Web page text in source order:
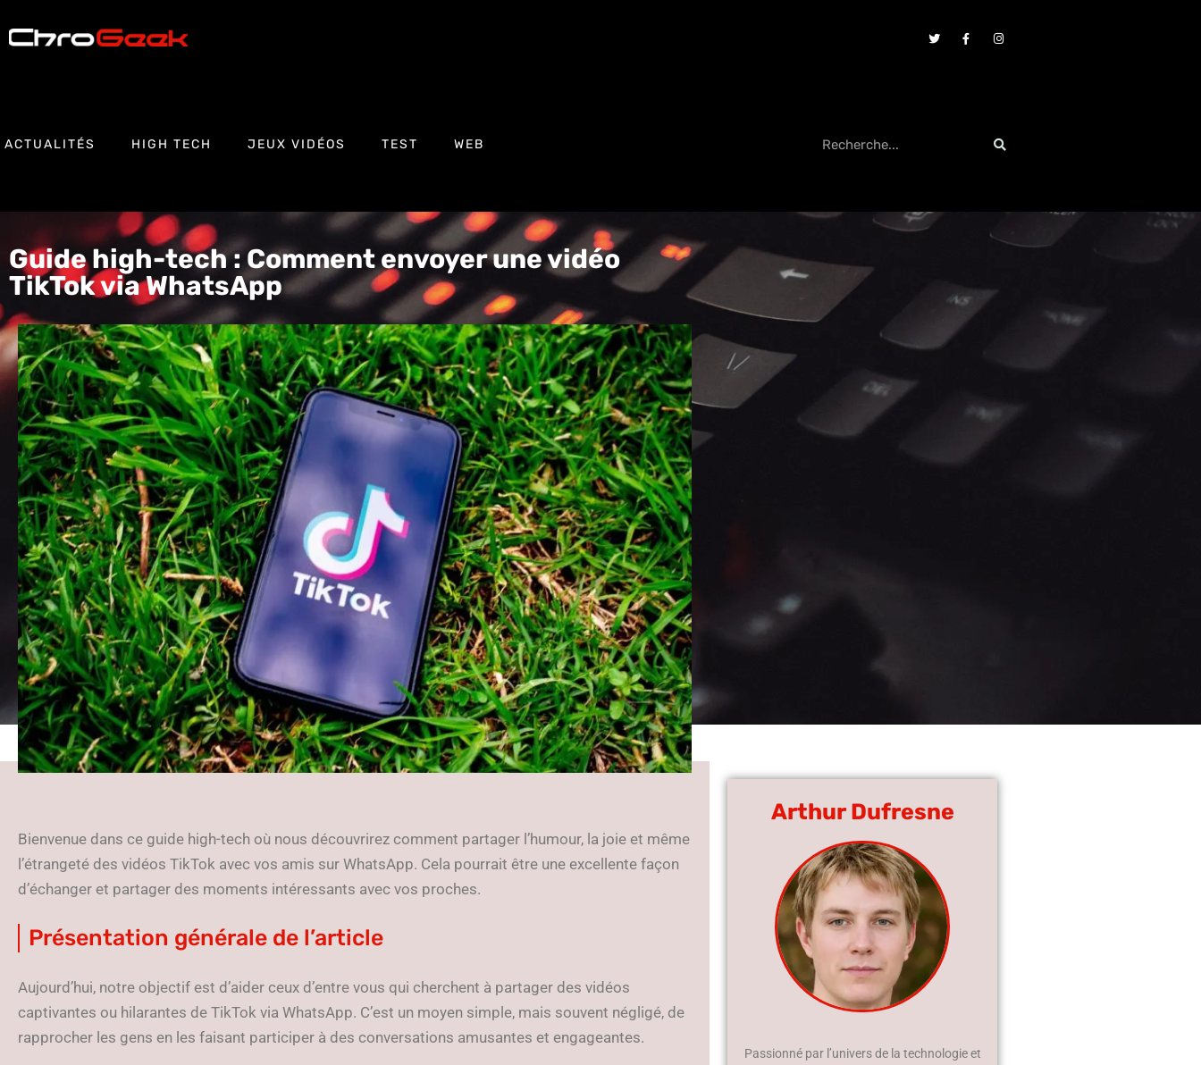
ACTUALITÉS HIGH TECH JEUX VIDÉOS TEST WEB
Guide high-tech : Comment envoyer une vidéo
TikTok via WhatsApp
Bienvenue dans ce guide high-tech où nous découvrirez comment partager l’humour, la joie et même
l’étrangeté des vidéos TikTok avec vos amis sur WhatsApp. Cela pourrait être une excellente façon
d’échanger et partager des moments intéressants avec vos proches.
Présentation générale de l’article
Aujourd’hui, notre objectif est d’aider ceux d’entre vous qui cherchent à partager des vidéos
captivantes ou hilarantes de TikTok via WhatsApp. C’est un moyen simple, mais souvent négligé, de
rapprocher les gens en les faisant participer à des conversations amusantes et engageantes.
Arthur Dufresne
Passionné par l’univers de la technologie et